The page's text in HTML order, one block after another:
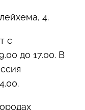
4.
с
до 17.00. В